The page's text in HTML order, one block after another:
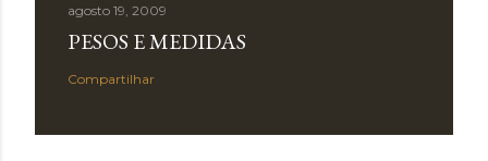
agosto 19, 2009
PESOS E MEDIDAS
Compartilhar